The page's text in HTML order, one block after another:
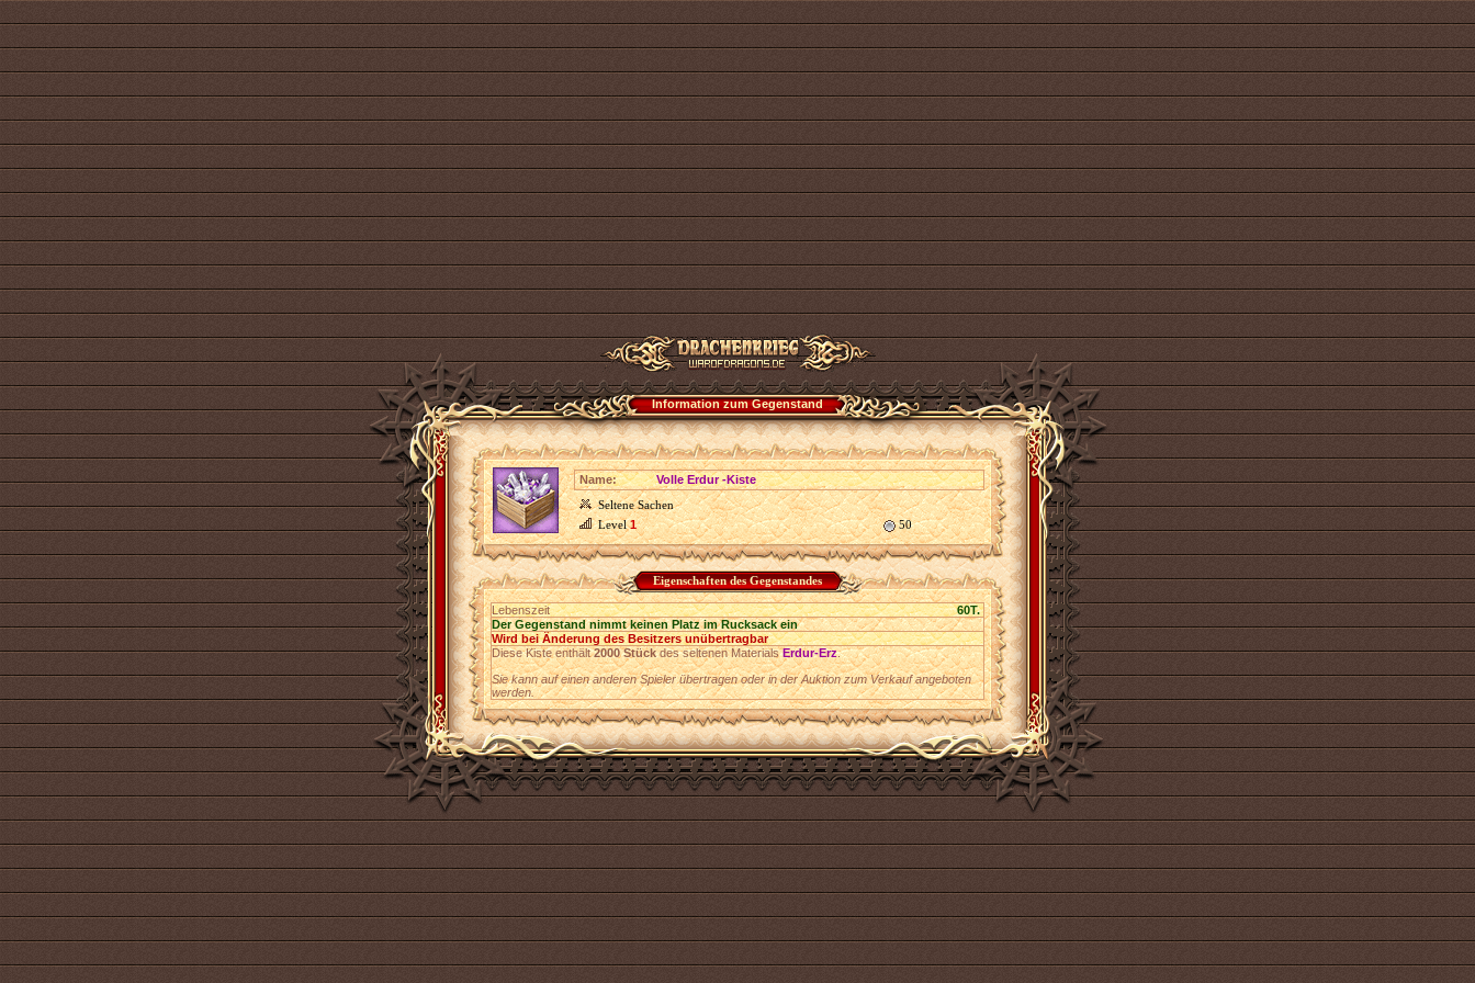
Information zum Gegenstand
Name:
Volle Erdur -Kiste
Seltene Sachen
Level1 50
Eigenschaften des Gegenstandes
Lebenszeit
60T.
Der Gegenstand nimmt keinen Platz im Rucksack ein
Wird bei Änderung des Besitzers unübertragbar
Diese Kiste enthält2000 Stückdes seltenen MaterialsErdur-Erz.
Sie kann auf einen anderen Spieler übertragen oder in der Auktion zum Verkauf angeboten
werden.